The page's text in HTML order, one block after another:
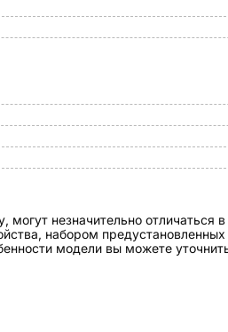
незначительно отличаться
набором
модели вы можете